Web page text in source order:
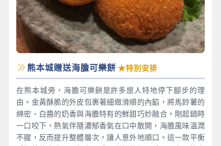
熊本城贈送海膽可樂餅 ★特別安排
在熊本城旁，海膽可樂餅是許多旅人特地停下腳步的理
由。金黃酥脆的外皮包裹著細緻滑順的內餡，將馬鈴薯的
綿密、白醬的奶香與海膽特有的鮮甜巧妙融合。剛起鍋時
一口咬下，熱氣伴隨濃郁香氣在口中散開，海膽風味溫潤
不腥，反而提升整體層次，讓人意外地順口。這一款平衡